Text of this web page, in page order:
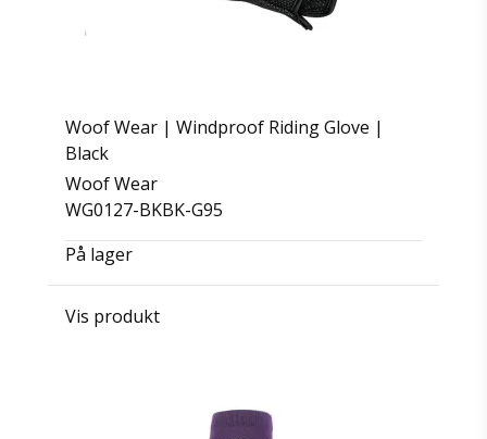
Woof Wear | Windproof Riding Glove |
Black
Woof Wear
WG0127-BKBK-G95
På lager
Vis produkt